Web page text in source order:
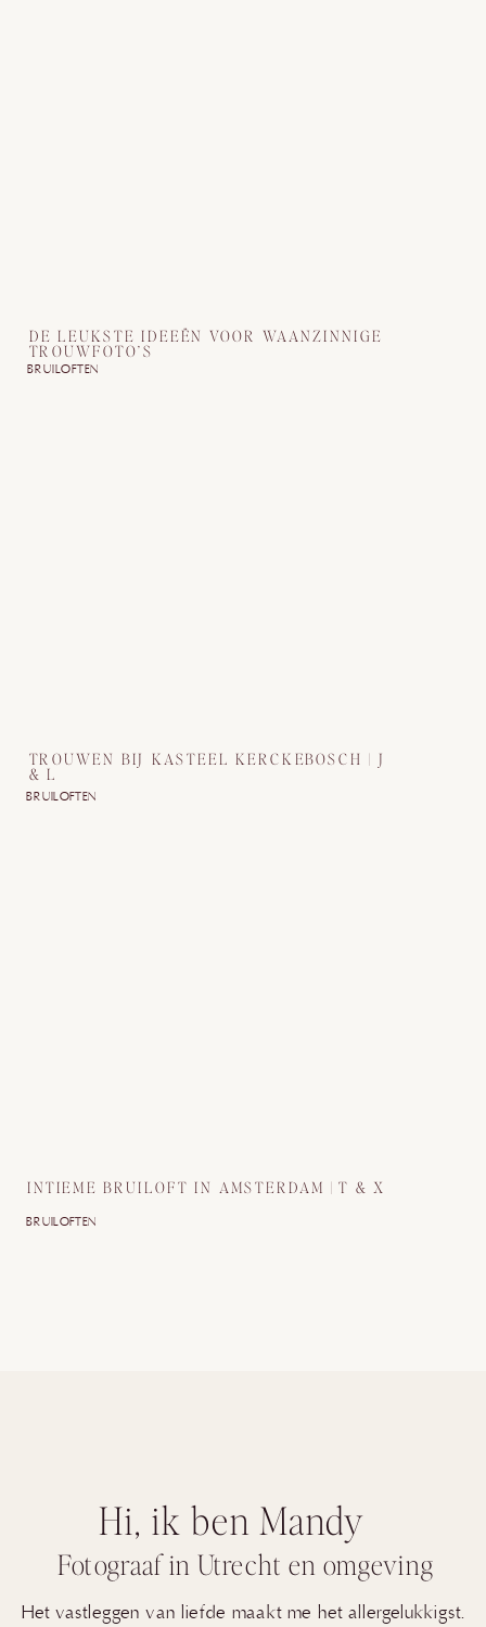
DE LEUKSTE IDEEËN VOOR WAANZINNIGE
TROUWFOTO’S
BRUILOFTEN
BRUILOFTEN
TROUWEN BIJ KASTEEL KERCKEBOSCH | J
& L
BRUILOFTEN
INTIEME BRUILOFT IN AMSTERDAM | T & X
Het vastleggen van liefde maakt me het allergelukkigst.
Hi, ik ben Mandy
Fotograaf in Utrecht en omgeving